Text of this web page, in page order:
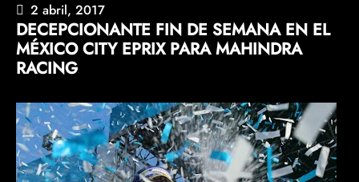
2 abril, 2017
DECEPCIONANTE FIN DE SEMANA EN EL
MÉXICO CITY EPRIX PARA MAHINDRA
RACING